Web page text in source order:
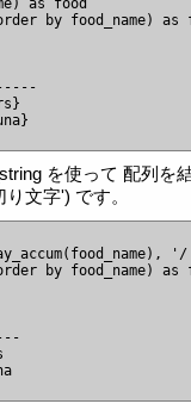
を使って 配列を
文字') です。